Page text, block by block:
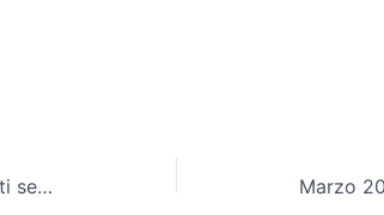
Perché i tuoi giardini sembrano vuoti senza i sassi mani e piedi